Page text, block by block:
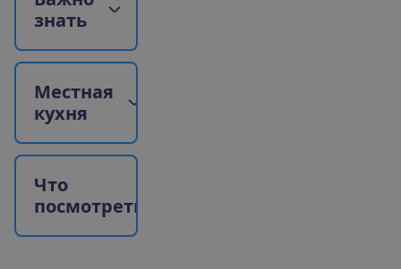
знать
Местная
кухня
Что
посмотреть